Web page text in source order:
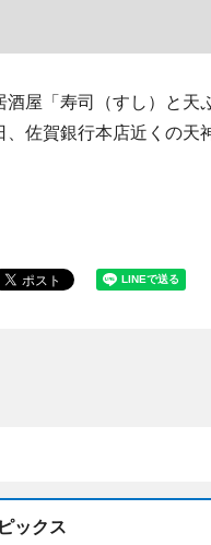
酒屋「寿司（すし）と
、佐賀銀行本店近くの天
ックス